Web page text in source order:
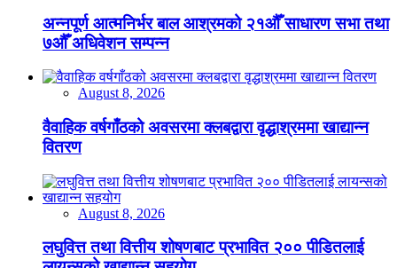
अन्नपूर्ण आत्मनिर्भर बाल आश्रमको २१औँ साधारण सभा तथा
७औँ अधिवेशन सम्पन्न
August 8, 2026
वैवाहिक वर्षगाँठको अवसरमा क्लबद्वारा वृद्धाश्रममा खाद्यान्न
वितरण
August 8, 2026
लघुवित्त तथा वित्तीय शोषणबाट प्रभावित २०० पीडितलाई